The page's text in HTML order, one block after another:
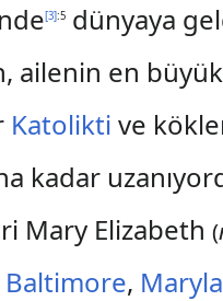
[3]:5 dünyaya
ailenin en
Katolikti ve
kadar
Mary Elizabeth(
Baltimore,